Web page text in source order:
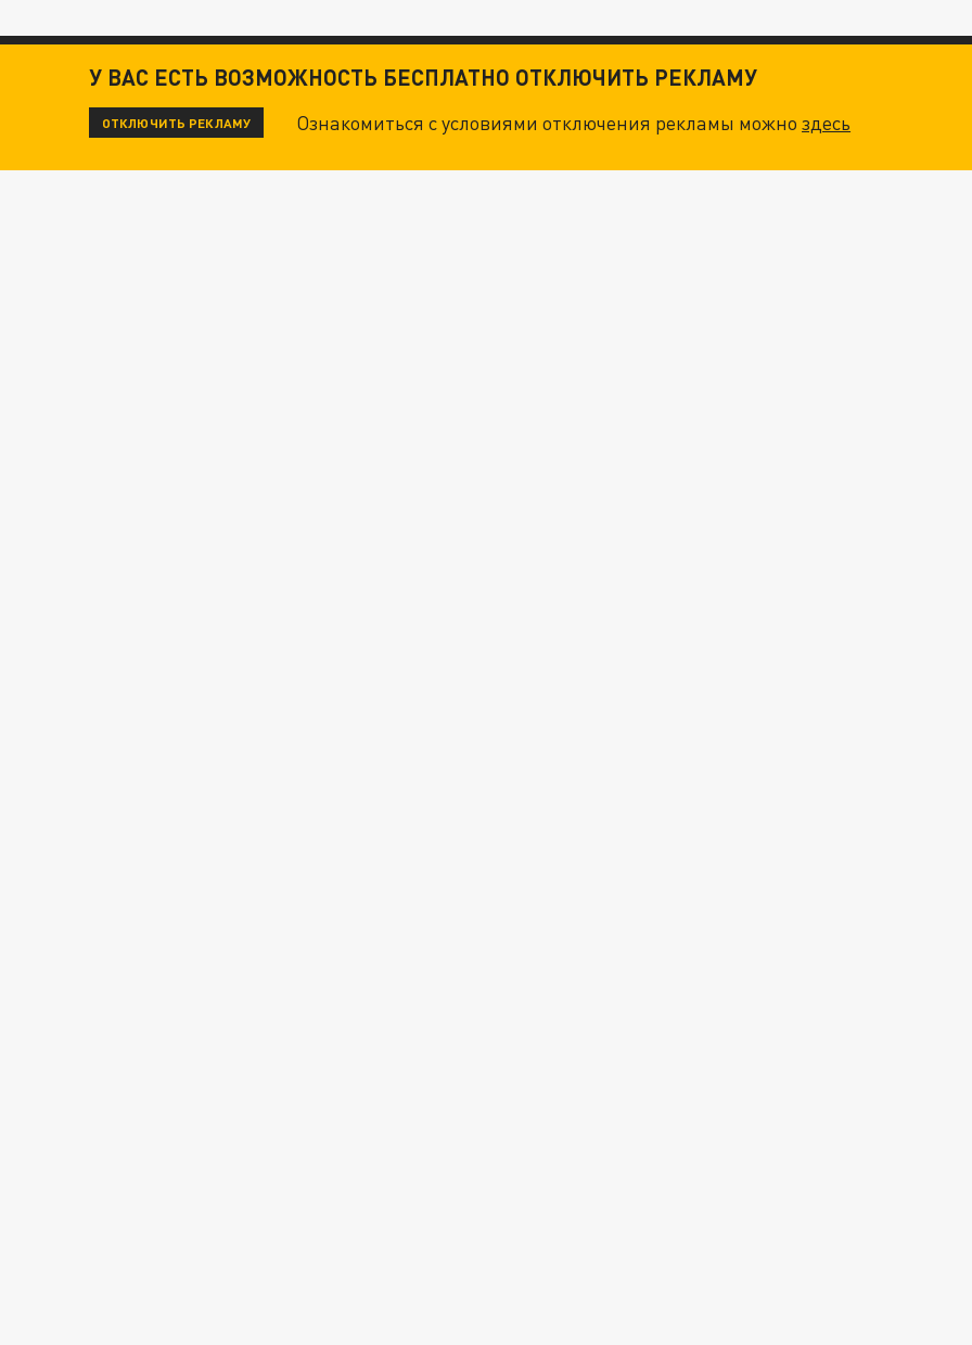
У ВАС ЕСТЬ ВОЗМОЖНОСТЬ БЕСПЛАТНО ОТКЛЮЧИТЬ РЕКЛАМУ
ОТКЛЮЧИТЬ РЕКЛАМУ Ознакомиться с условиями отключения рекламы можноздесь